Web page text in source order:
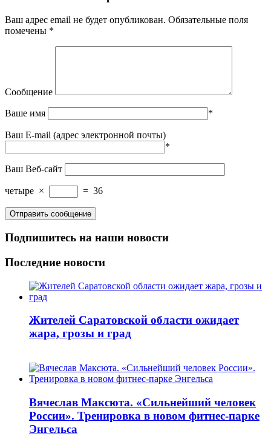
Ваш адрес email не будет опубликован. Обязательные поля
помечены *
Сообщение
Ваше имя *
Ваш E-mail (адрес электронной почты)
*
Ваш Веб-сайт
четыре × = 36
Подпишитесь на наши новости
Последние новости
Жителей Саратовской области ожидает
жара, грозы и град
Вячеслав Максюта. «Сильнейший человек
России». Тренировка в новом фитнес-парке
Энгельса